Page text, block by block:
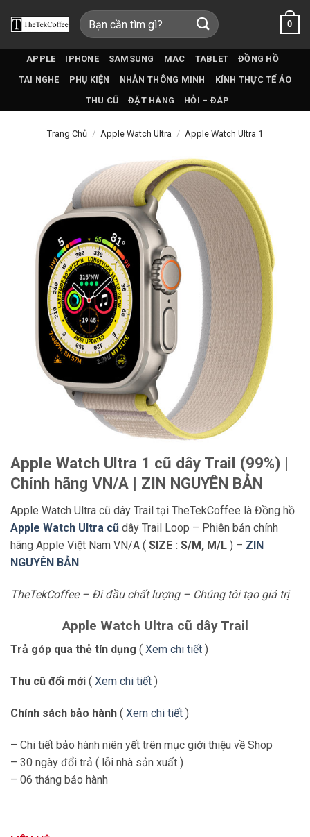
qua
Tìm
kiếm:
0
APPLE IPHONE SAMSUNG MAC TABLET
ĐỒNG HỒ
TAI NGHE
PHỤ KIỆN NHẪN THÔNG MINH
KÍNH THỰC TẾ ẢO
THU CŨ
ĐẶT HÀNG HỎI – ĐÁP
Trang Chủ / Apple Watch Ultra / Apple Watch Ultra 1
Apple Watch Ultra 1 cũ dây Trail (99%) |
Chính hãng VN/A | ZIN NGUYÊN BẢN
Apple Watch Ultra cũ dây Trail tại TheTekCoffee là Đồng hồ
Apple Watch Ultra cũ dây Trail Loop – Phiên bản chính
hãng Apple Việt Nam VN/A ( SIZE : S/M, M/L ) – ZIN
NGUYÊN BẢN
TheTekCoffee – Đi đầu chất lượng – Chúng tôi tạo giá trị
Apple Watch Ultra cũ dây Trail
Trả góp qua thẻ tín dụng ( Xem chi tiết )
Thu cũ đổi mới ( Xem chi tiết )
Chính sách bảo hành ( Xem chi tiết )
– Chi tiết bảo hành niên yết trên mục giới thiệu về Shop
– 30 ngày đổi trả ( lỗi nhà sản xuất )
– 06 tháng bảo hành